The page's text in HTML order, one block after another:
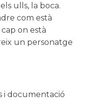
ulls, la boca.
com està
on està
un personatge
i documentació